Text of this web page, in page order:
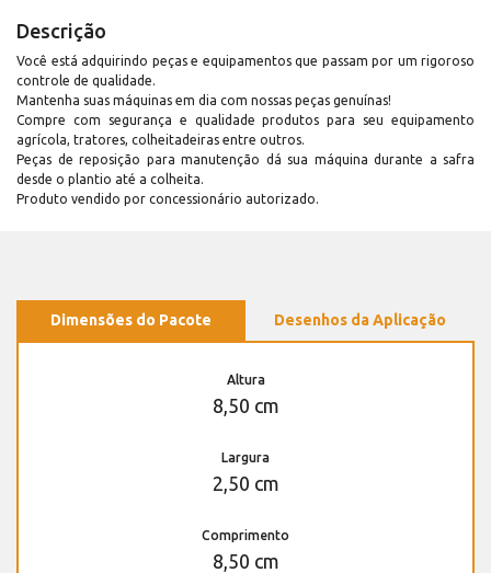
Descrição
Você está adquirindo peças e equipamentos que passam por um rigoroso
controle de qualidade.
Mantenha suas máquinas em dia com nossas peças genuínas!
Compre com segurança e qualidade produtos para seu equipamento
agrícola, tratores, colheitadeiras entre outros.
Peças de reposição para manutenção dá sua máquina durante a safra
desde o plantio até a colheita.
Produto vendido por concessionário autorizado.
Dimensões do Pacote Desenhos da Aplicação
Altura
8,50 cm
Largura
2,50 cm
Comprimento
8,50 cm